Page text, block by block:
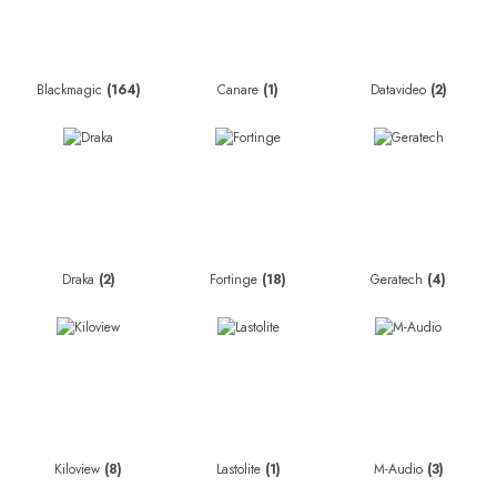
Blackmagic (164) Canare (1) Datavideo (2)
Draka (2) Fortinge (18) Geratech (4)
Kiloview (8) Lastolite (1) M-Audio (3)